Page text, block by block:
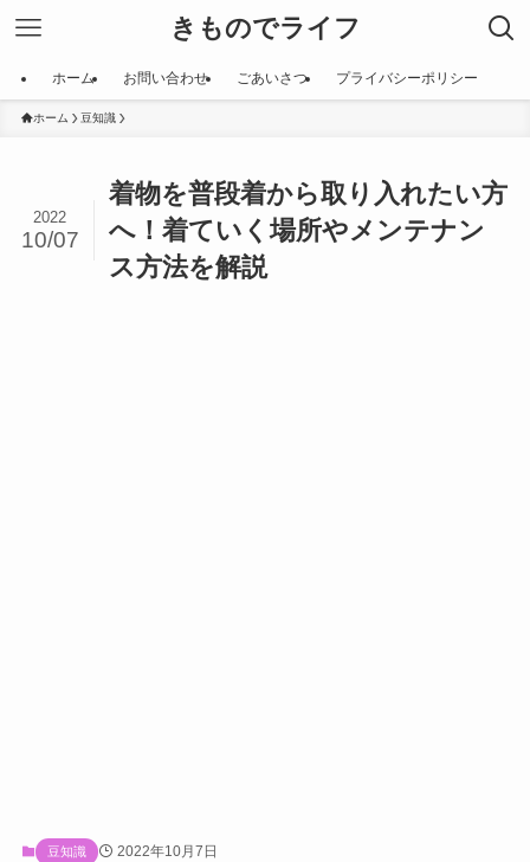
きものでライフ
ホーム お問い合わせ ごあいさつ プライバシーポリシー
ホーム 豆知識
着物を普段着から取り入れたい方
へ！着ていく場所やメンテナン
ス方法を解説
2022
10/07
豆知識 2022年10月7日